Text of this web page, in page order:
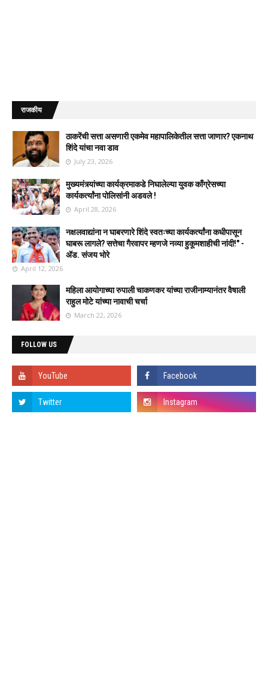
राजकीय
ठाकरेंची सत्ता असणारी एकमेव महापालिकेतील सत्ता जाणार? एकनाथ
शिंदे यांचा नवा डाव
July 23, 2026
मुख्यमंत्र्यांच्या कार्यक्रमाकडे निघालेल्या युवक काँग्रेसच्या
कार्यकर्त्यांना पोलिसांनी अडवले !
April 28, 2026
नक्षलवाद्यांना न घाबरणारे शिंदे स्वतःच्या कार्यकर्त्यांना कधीपासून
घाबरू लागले? सत्तेचा गैरवापर म्हणजे नव्या हुकूमशाहीची नांदी!" -
ॲड. संजय भोरे
April 12, 2026
महिला आयोगाच्या रुपाली चाकणकर यांच्या राजीनाम्यानंतर वैषाली
राहुल मोटे यांच्या नावाची चर्चा
March 22, 2026
FOLLOW US